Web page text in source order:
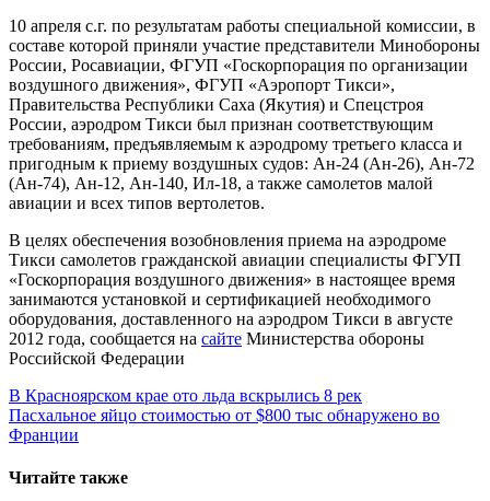
10 апреля с.г. по результатам работы специальной комиссии, в
составе которой приняли участие представители Минобороны
России, Росавиации, ФГУП «Госкорпорация по организации
воздушного движения», ФГУП «Аэропорт Тикси»,
Правительства Республики Саха (Якутия) и Спецстроя
России, аэродром Тикси был признан соответствующим
требованиям, предъявляемым к аэродрому третьего класса и
пригодным к приему воздушных судов: Ан-24 (Ан-26), Ан-72
(Ан-74), Ан-12, Ан-140, Ил-18, а также самолетов малой
авиации и всех типов вертолетов.
В целях обеспечения возобновления приема на аэродроме
Тикси самолетов гражданской авиации специалисты ФГУП
«Госкорпорация воздушного движения» в настоящее время
занимаются установкой и сертификацией необходимого
оборудования, доставленного на аэродром Тикси в августе
2012 года, сообщается на сайте Министерства обороны
Российской Федерации
Навигация
по
В Красноярском крае ото льда вскрылись 8 рек
Пасхальное яйцо стоимостью от $800 тыс обнаружено во
Франции
Читайте также